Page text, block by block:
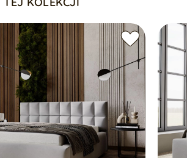
montażu
Chromowane
Nowy
4326
w zestawie
na pościel
łóżka z podnośnikami
nóżki
czarną tkaniną Wigofil